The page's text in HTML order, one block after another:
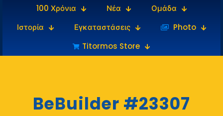
100 Χρόνια
Νέα
Ομάδα
Ιστορία
Εγκαταστάσεις
‎‏‏‎ ‎Photo
Titormos Store
BeBuilder #23307